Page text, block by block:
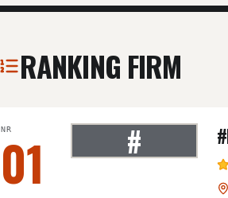
RANKING FIRM
NR
01 #